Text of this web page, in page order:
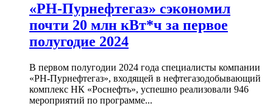
«РН-Пурнефтегаз» сэкономил
почти 20 млн кВт*ч за первое
полугодие 2024
В первом полугодии 2024 года специалисты компании
«РН-Пурнефтегаз», входящей в нефтегазодобывающий
комплекс НК «Роснефть», успешно реализовали 946
мероприятий по программе...